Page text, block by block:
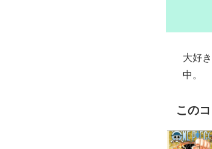
大好
中。
この